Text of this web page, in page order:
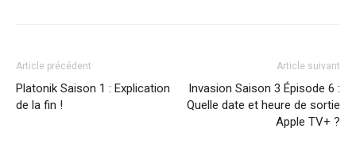
Article précédent
Platonik Saison 1 : Explication
de la fin !
Article suivant
Invasion Saison 3 Épisode 6 :
Quelle date et heure de sortie
Apple TV+ ?